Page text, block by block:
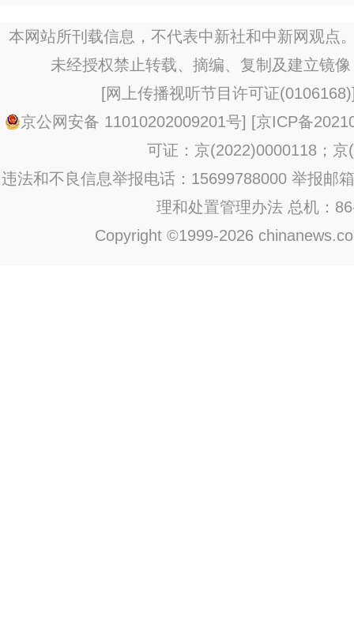
本网站所刊载信息，不代表中新社和中新网观点
未经授权禁止转载、摘编、复制及建立镜
[网上传播视听节目许可证(0106168)
京公网安备 11010202009201号] [京ICP备
可证：京(2022)0000118；京
违法和不良信息举报电话：15699788000 举报邮
理和处置管理办法 总机：
Copyright ©1999-2026